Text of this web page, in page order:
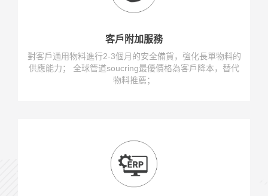
客戶附加服務
對客戶通用物料進行2-3個月的安全備貨，強化長單物料的
供應能力； 全球管道soucring最優價格為客戶降本，替代
物料推薦；